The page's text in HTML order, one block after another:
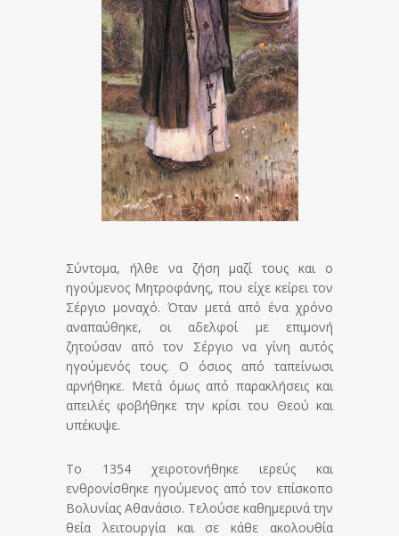
Σύντομα, ήλθε να ζήση μαζί τους και ο
ηγούμενος Μητροφάνης, που είχε κείρει τον
Σέργιο μοναχό. Όταν μετά από ένα χρόνο
αναπαύθηκε, οι αδελφοί με επιμονή
ζητούσαν από τον Σέργιο να γίνη αυτός
ηγούμενός τους. Ο όσιος από ταπείνωσι
αρνήθηκε. Μετά όμως από παρακλήσεις και
απειλές φοβήθηκε την κρίσι του Θεού και
υπέκυψε.
Το 1354 χειροτονήθηκε ιερεύς και
ενθρονίσθηκε ηγούμενος από τον επίσκοπο
Βολυνίας Αθανάσιο. Τελούσε καθημερινά την
θεία λειτουργία και σε κάθε ακολουθία